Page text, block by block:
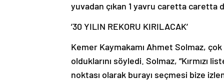
yuvadan çıkan 1 yavru caretta caretta
’30 YILIN REKORU KIRILACAK’
Kemer Kaymakamı Ahmet Solmaz,
olduklarını söyledi. Solmaz, “Kırmızı
noktası olarak burayı seçmesi bize